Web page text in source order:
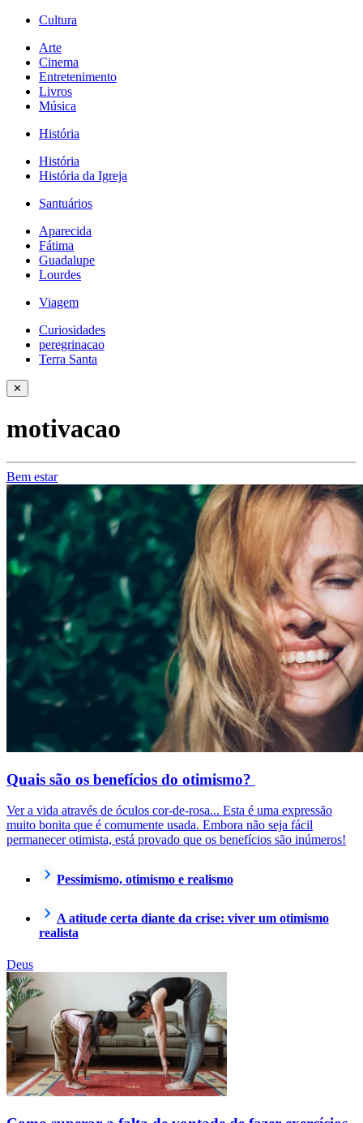
Cultura
Arte
Cinema
Entretenimento
Livros
Música
História
História
História da Igreja
Santuários
Aparecida
Fátima
Guadalupe
Lourdes
Viagem
Curiosidades
peregrinacao
Terra Santa
✕
motivacao
Bem estar
Quais são os benefícios do otimismo?
Ver a vida através de óculos cor-de-rosa... Esta é uma expressão
muito bonita que é comumente usada. Embora não seja fácil
permanecer otimista, está provado que os benefícios são inúmeros!
Pessimismo, otimismo e realismo
A atitude certa diante da crise: viver um otimismo
realista
Deus